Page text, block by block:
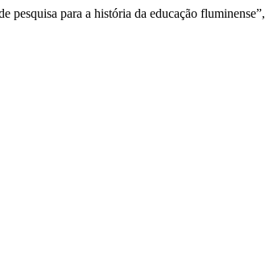
para a história da educação fluminense”,